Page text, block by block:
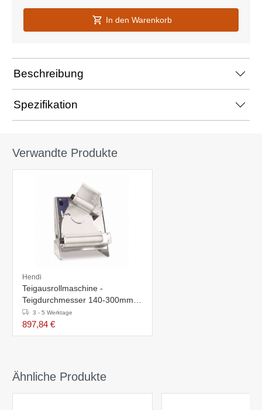
In den Warenkorb
Beschreibung
Spezifikation
Verwandte Produkte
Hendi
Teigausrollmaschine -
Teigdurchmesser 140-300mm -
440x365x(h)640mm
3 - 5 Werktage
897,84 €
Ähnliche Produkte